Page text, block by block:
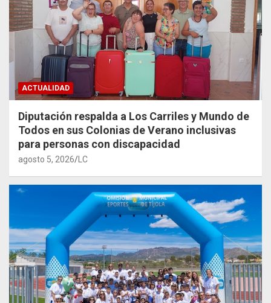
ACTUALIDAD
Diputación respalda a Los Carriles y Mundo de
Todos en sus Colonias de Verano inclusivas
para personas con discapacidad
agosto 5, 2026 LC